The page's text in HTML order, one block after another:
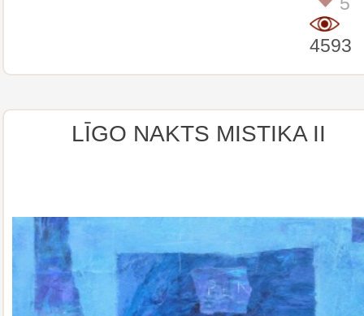
4593
LĪGO NAKTS MISTIKA II